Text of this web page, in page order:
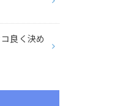
良く決め